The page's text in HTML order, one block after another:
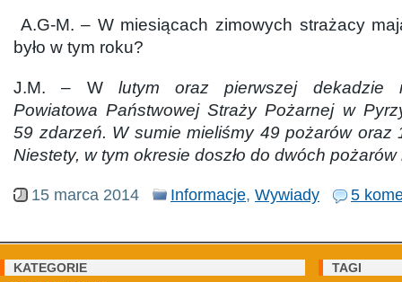
A.G-M. – W miesiącach zimowych strażacy
było w tym roku?
J.M. – Wlutym oraz pierwszej dekadzie
Powiatowa Państwowej Straży Pożarnej w
59 zdarzeń. W sumie mieliśmy 49 pożarów oraz
Niestety, w tym okresie doszło do dwóch
15 marca 2014 Informacje, Wywiady 5
KATEGORIE TAGI